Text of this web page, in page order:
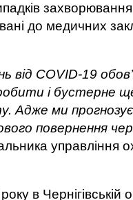
до медичних
COVID-19
і бустерне
Адже ми
повернення
управління
в Чернігівській